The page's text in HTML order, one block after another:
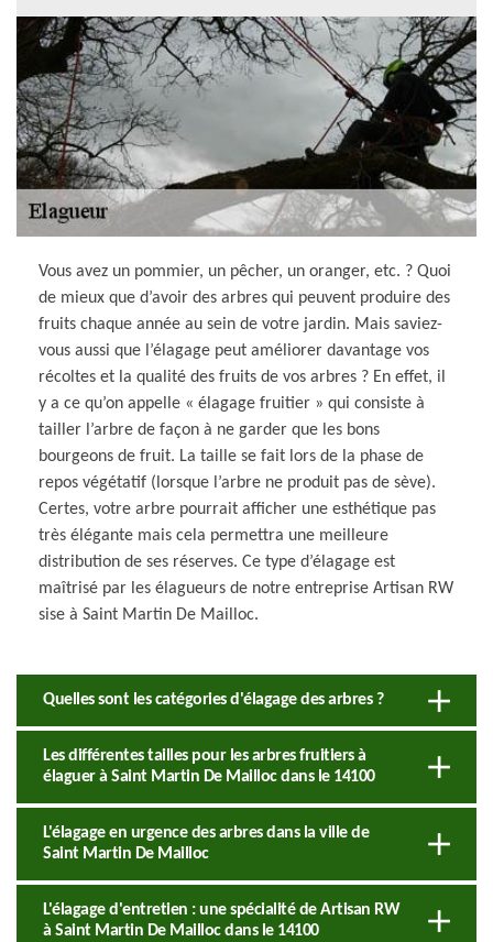
Vous avez un pommier, un pêcher, un oranger, etc. ? Quoi
de mieux que d’avoir des arbres qui peuvent produire des
fruits chaque année au sein de votre jardin. Mais saviez-
vous aussi que l’élagage peut améliorer davantage vos
récoltes et la qualité des fruits de vos arbres ? En effet, il
y a ce qu’on appelle « élagage fruitier » qui consiste à
tailler l’arbre de façon à ne garder que les bons
bourgeons de fruit. La taille se fait lors de la phase de
repos végétatif (lorsque l’arbre ne produit pas de sève).
Certes, votre arbre pourrait afficher une esthétique pas
très élégante mais cela permettra une meilleure
distribution de ses réserves. Ce type d’élagage est
maîtrisé par les élagueurs de notre entreprise Artisan RW
sise à Saint Martin De Mailloc.
Quelles sont les catégories d'élagage des arbres ?
Les différentes tailles pour les arbres fruitiers à
élaguer à Saint Martin De Mailloc dans le 14100
L'élagage en urgence des arbres dans la ville de
Saint Martin De Mailloc
L'élagage d'entretien : une spécialité de Artisan RW
à Saint Martin De Mailloc dans le 14100